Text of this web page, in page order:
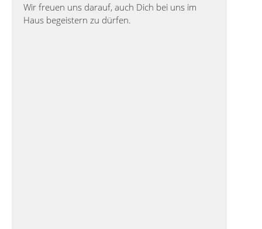
Wir freuen uns darauf, auch Dich bei uns im
Haus begeistern zu dürfen.